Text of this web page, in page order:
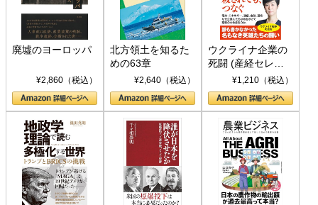
廃墟のヨーロッパ
¥2,860（税込）
北方領土を知るた
めの63章
¥2,640（税込）
ウクライナ企業の
死闘 (産経セレク
ト S 039)¥1,210（税込）